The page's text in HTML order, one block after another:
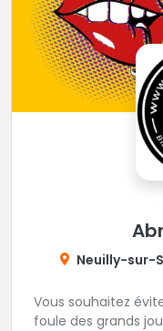
Neuilly-sur-
Vous souhaitez
foule des grands